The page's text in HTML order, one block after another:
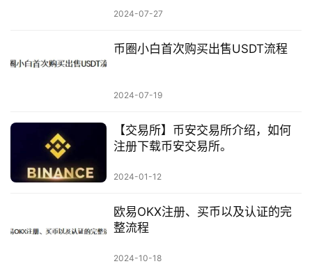
2024-07-27
币圈小白首次购买出售USDT流程
2024-07-19
【交易所】币安交易所介绍，如何
注册下载币安交易所。
2024-01-12
欧易OKX注册、买币以及认证的完
整流程
2024-10-18